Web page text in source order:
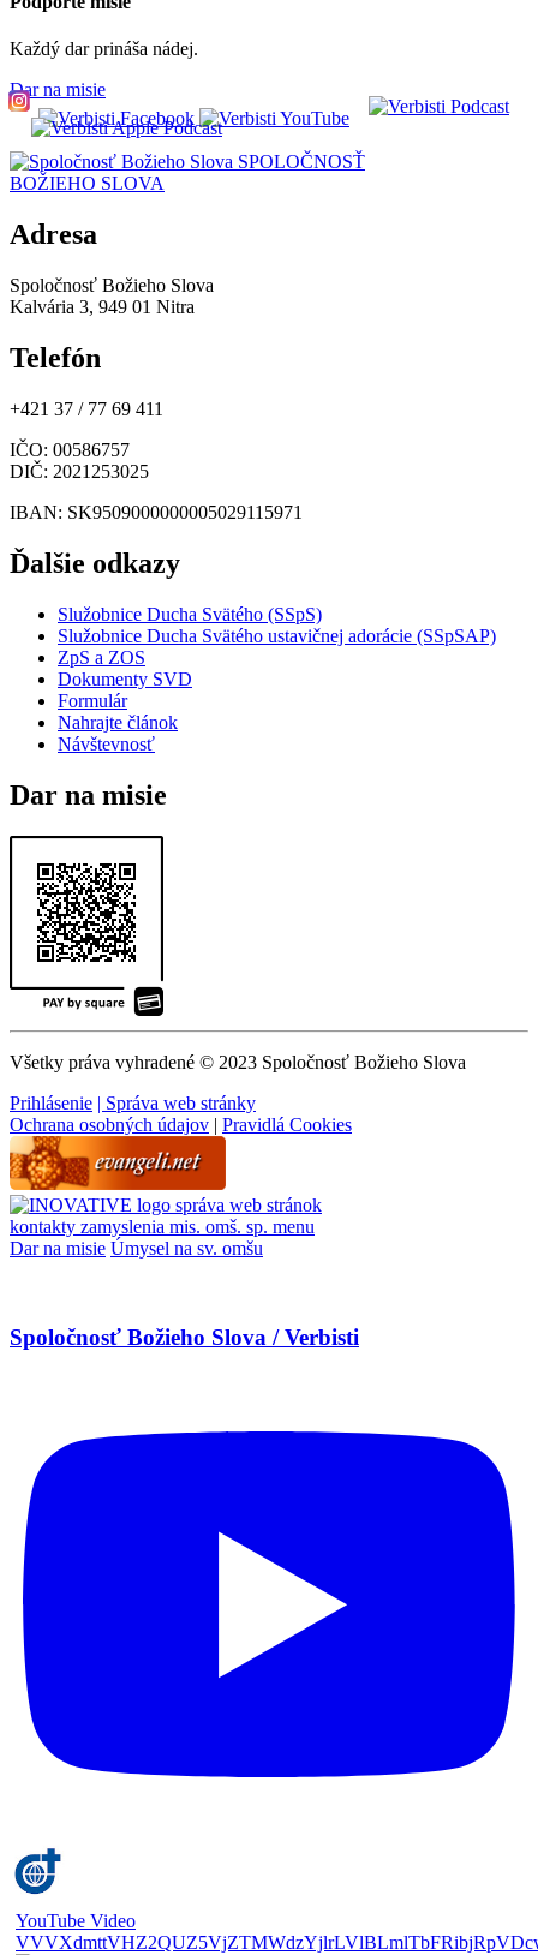
Každý dar prináša nádej.
Dar na misie
SPOLOČNOSŤ
BOŽIEHO SLOVA
Adresa
Spoločnosť Božieho Slova
Kalvária 3, 949 01 Nitra
Telefón
+421 37 / 77 69 411
IČO: 00586757
DIČ: 2021253025
IBAN: SK9509000000005029115971
Ďalšie odkazy
Služobnice Ducha Svätého (SSpS)
Služobnice Ducha Svätého ustavičnej adorácie (SSpSAP)
ZpS a ZOS
Dokumenty SVD
Formulár
Nahrajte článok
Návštevnosť
Dar na misie
Všetky práva vyhradené © 2023 Spoločnosť Božieho Slova
Prihlásenie | Správa web stránky
Ochrana osobných údajov | Pravidlá Cookies
správa web stránok
kontakty zamyslenia mis. omš. sp. menu
Dar na misie Úmysel na sv. omšu
Spoločnosť Božieho Slova / Verbisti
YouTube Video